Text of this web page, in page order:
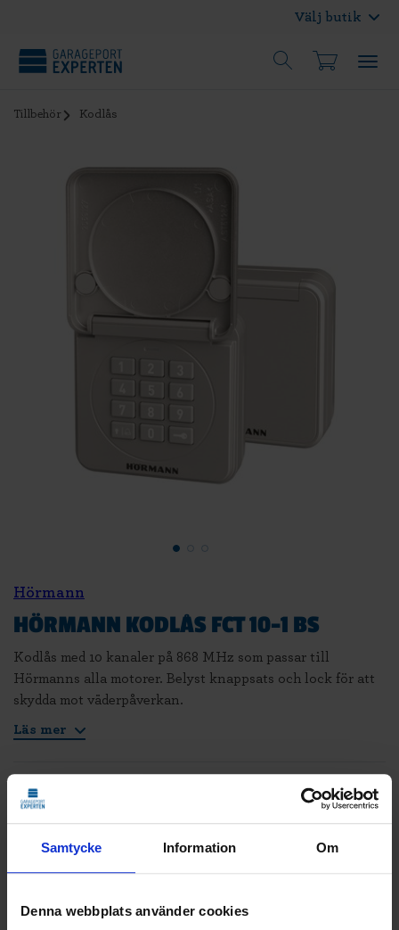
Samtycke Information Om
Denna webbplats använder cookies
Välj butik
Tillbehör Kodlås
Hörmann
HÖRMANN KODLÅS FCT 10-1 BS
Kodlås med 10 kanaler på 868 MHz som passar till
Hörmanns alla motorer. Belyst knappsats och lock för att
skydda mot väderpåverkan.
Läs mer
1 938KR
Delbetala med Svea(